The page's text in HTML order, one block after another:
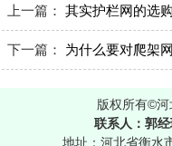
上一篇：其实护栏网的选
下一篇： 为什么要对爬架
版权所有©河
联系人：郭
地址：河北省衡水